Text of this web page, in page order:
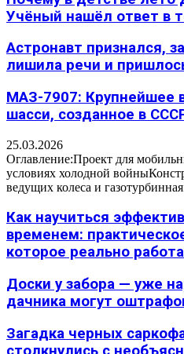
Учёный нашёл ответ в
Астронавт признался,
лишила речи и
МАЗ-7907: Крупнейшее
шасси, созданное в
25.03.2026
Оглавление:Проект для
условиях холодной
ведущих колеса и
Как научиться
временем:
которое реально
Доски у забора — уже
дачника могут
Загадка черных